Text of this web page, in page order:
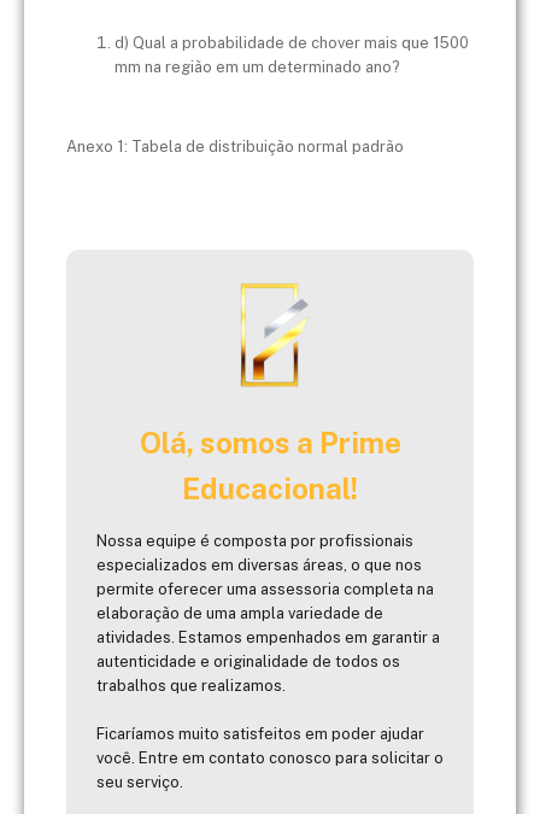
d) Qual a probabilidade de chover mais que 1500
mm na região em um determinado ano?
Anexo 1: Tabela de distribuição normal padrão
Olá, somos a Prime
Educacional!
Nossa equipe é composta por profissionais
especializados em diversas áreas, o que nos
permite oferecer uma assessoria completa na
elaboração de uma ampla variedade de
atividades. Estamos empenhados em garantir a
autenticidade e originalidade de todos os
trabalhos que realizamos.
Ficaríamos muito satisfeitos em poder ajudar
você. Entre em contato conosco para solicitar o
seu serviço.